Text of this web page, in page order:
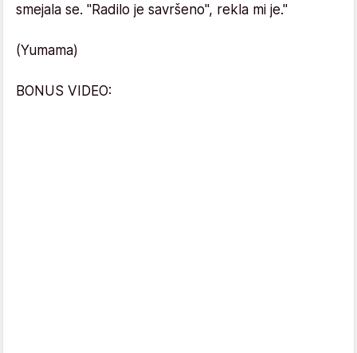
smejala se. "Radilo je savršeno", rekla mi je."
(Yumama)
BONUS VIDEO: